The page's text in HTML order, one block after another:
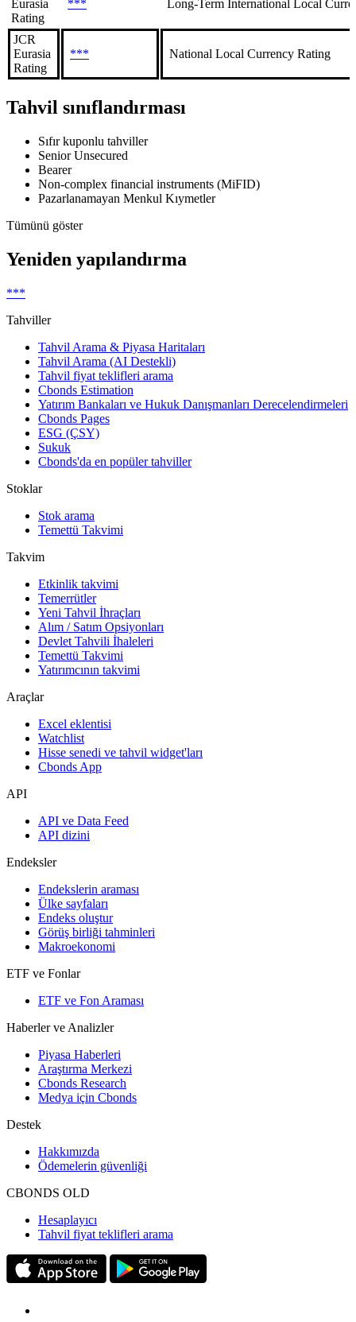
Eurasia
Rating
*** Long-Term International Local
JCR
Eurasia
Rating
*** National Local Currency Rating
Tahvil sınıflandırması
Sıfır kuponlu tahviller
Senior Unsecured
Bearer
Non-complex financial instruments (MiFID)
Pazarlanamayan Menkul Kıymetler
Tümünü göster
Yeniden yapılandırma
***
Tahviller
Tahvil Arama & Piyasa Haritaları
Tahvil Arama (AI Destekli)
Tahvil fiyat teklifleri arama
Cbonds Estimation
Yatırım Bankaları ve Hukuk Danışmanları Derecelendirmeleri
Cbonds Pages
ESG (ÇSY)
Sukuk
Cbonds'da en popüler tahviller
Stoklar
Stok arama
Temettü Takvimi
Takvim
Etkinlik takvimi
Temerrütler
Yeni Tahvil İhraçları
Alım / Satım Opsiyonları
Devlet Tahvili İhaleleri
Temettü Takvimi
Yatırımcının takvimi
Araçlar
Excel eklentisi
Watchlist
Hisse senedi ve tahvil widget'ları
Cbonds App
API
API ve Data Feed
API dizini
Endeksler
Endekslerin araması
Ülke sayfaları
Endeks oluştur
Görüş birliği tahminleri
Makroekonomi
ETF ve Fonlar
ETF ve Fon Araması
Haberler ve Analizler
Piyasa Haberleri
Araştırma Merkezi
Cbonds Research
Medya için Cbonds
Destek
Hakkımızda
Ödemelerin güvenliği
CBONDS OLD
Hesaplayıcı
Tahvil fiyat teklifleri arama